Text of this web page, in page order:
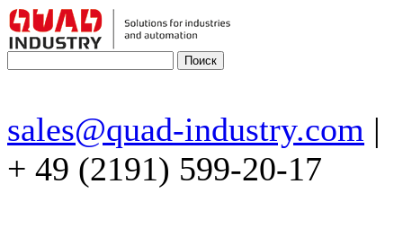
sales@quad-industry.com |
+ 49 (2191) 599-20-17